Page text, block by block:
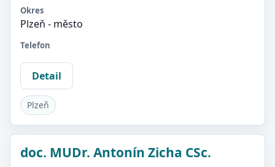
Okres
Plzeň - město
Telefon
Detail
Plzeň
doc. MUDr. Antonín Zicha CSc.